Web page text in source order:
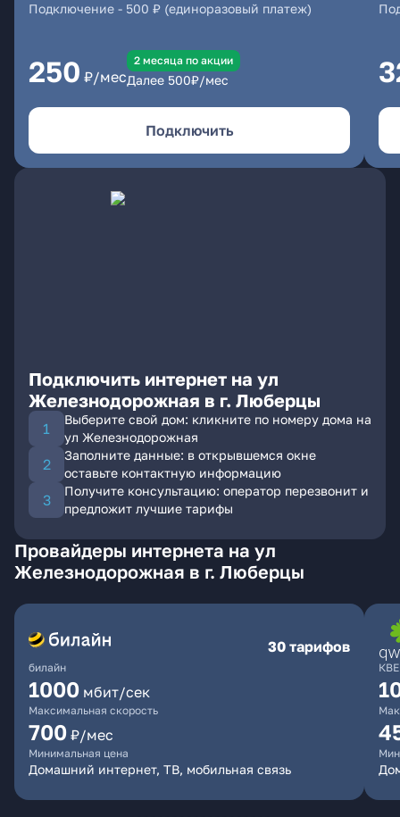
Подключение - 500 ₽ (единоразовый платеж)
250 ₽/мес
2 месяцa по акции
Далее 500₽/мес
Подключить
Подключить интернет на ул
Железнодорожная в г. Люберцы
Выберите свой дом: кликните по номеру дома на
ул Железнодорожная
Заполните данные: в открывшемся окне
оставьте контактную информацию
Получите консультацию: оператор перезвонит и
предложит лучшие тарифы
Провайдеры интернета на ул
Железнодорожная в г. Люберцы
билайн
30 тарифов
1000 мбит/сек
Максимальная скорость
700 ₽/мес
Минимальная цена
Домашний интернет, ТВ, мобильная связь